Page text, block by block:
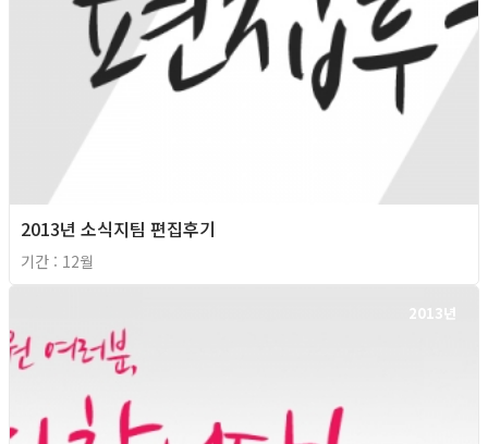
2013년 소식지팀 편집후기
기간 : 12월
2013년